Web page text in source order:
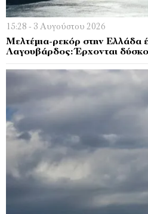
15:28 - 3 Αυγούστου 2026
Μελτέμια-ρεκόρ στην
Λαγουβάρδος: Έρχονται